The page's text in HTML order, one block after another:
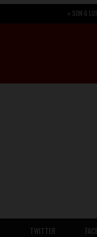
SON 6 LOS
TWITTER